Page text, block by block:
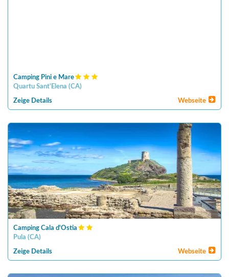
Camping Pini e Mare
Quartu Sant'Elena (CA)
Zeige Details Webseite
Camping Cala d'Ostia
Pula (CA)
Zeige Details Webseite